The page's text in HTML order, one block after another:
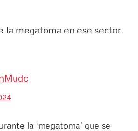
la megatoma en ese sector.
la ‘megatoma’ que se